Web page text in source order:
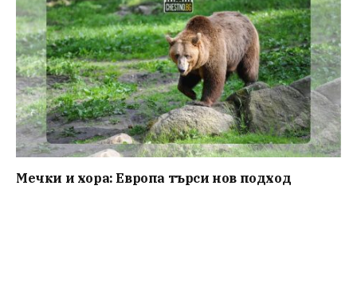
Мечки и хора: Европа търси нов подход